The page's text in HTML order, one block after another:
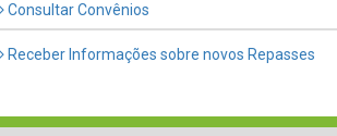
Consultar Convênios
Receber Informações sobre novos Repasses